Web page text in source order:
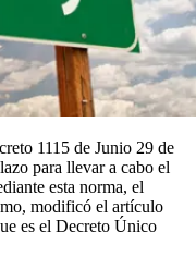
1115 de Junio 29 de
para llevar a cabo el
esta norma, el
modificó el artículo
es el Decreto Único